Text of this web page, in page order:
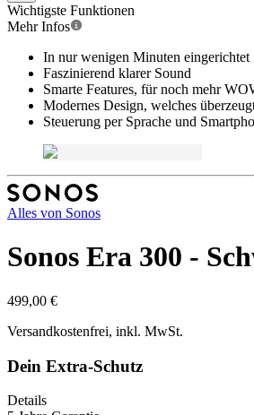
Wichtigste Funktionen
Mehr Infos
In nur wenigen Minuten eingerichtet
Faszinierend klarer Sound
Smarte Features, für noch mehr
Modernes Design, welches
Steuerung per Sprache und
Alles von Sonos
Sonos Era 300 -
499,00 €
Versandkostenfrei, inkl. MwSt.
Dein Extra-Schutz
Details